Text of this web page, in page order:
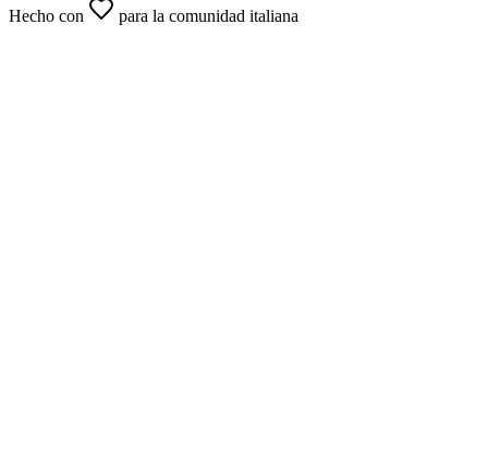
Hecho con para la comunidad italiana